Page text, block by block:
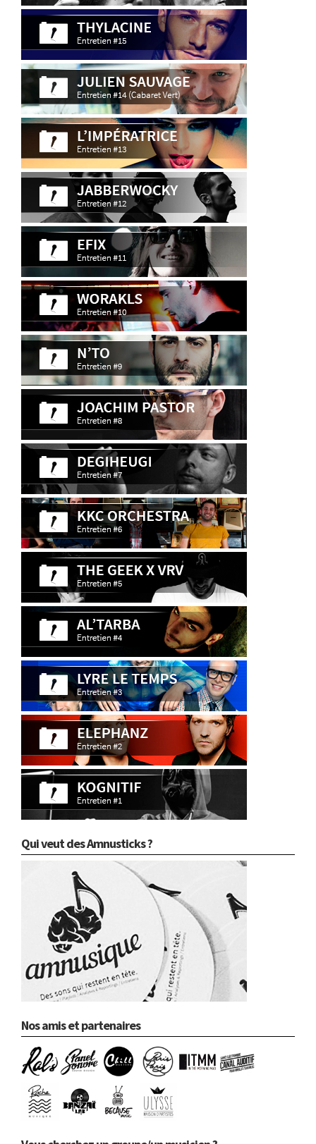
Qui veut des Amnusticks ?
Nos amis et partenaires